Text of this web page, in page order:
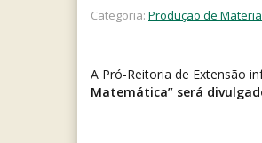
Categoria: Produção de
A Pró-Reitoria de Extensão
Matemática” será